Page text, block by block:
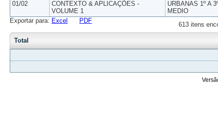
01/02
CONTEXTO & APLICAÇÕES -
VOLUME 1
URBANAS 1º A
MEDIO
613 itens
Exportar para: Excel PDF
Total